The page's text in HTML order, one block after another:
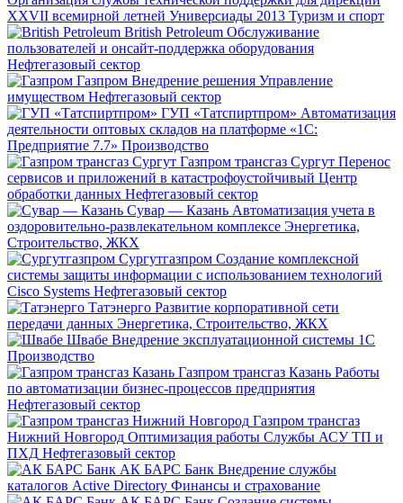
XXVII всемирной летней Универсиады 2013 Туризм и спорт
British Petroleum Обслуживание
пользователей и онсайт-поддержка оборудования
Нефтегазовый сектор
Газпром Внедрение решения Управление
имуществом Нефтегазовый сектор
ГУП «Татспиртпром» Автоматизация
деятельности оптовых складов на платформе «1С:
Предприятие 7.7» Производство
Газпром трансгаз Сургут Перенос
сервисов и приложений в катастрофоустойчивый Центр
обработки данных Нефтегазовый сектор
Сувар — Казань Автоматизация учета в
оздоровительно-развлекательном комплексе Энергетика,
Строительство, ЖКХ
Сургутгазпром Создание комплексной
системы защиты информации с использованием технологий
Cisco Systems Нефтегазовый сектор
Татэнерго Развитие корпоративной сети
передачи данных Энергетика, Строительство, ЖКХ
Швабе Внедрение эксплуатационной системы 1С
Производство
Газпром трансгаз Казань Работы
по автоматизации бизнес-процессов предприятия
Нефтегазовый сектор
Газпром трансгаз
Нижний Новгород Оптимизация работы Службы АСУ ТП и
ПХД Нефтегазовый сектор
АК БАРС Банк Внедрение службы
каталогов Active Directory Финансы и страхование